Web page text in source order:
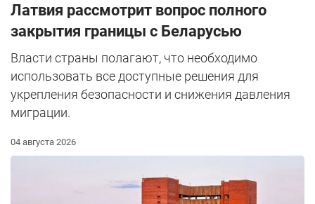
Латвия рассмотрит вопрос полного
закрытия границы с Беларусью
Власти страны полагают, что необходимо
использовать все доступные решения для
укрепления безопасности и снижения давления
миграции.
04 августа 2026